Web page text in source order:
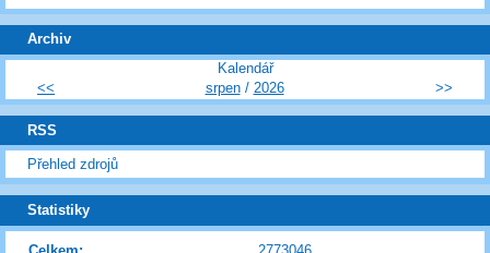
Archiv
Kalendář
<<
srpen/ 2026 >>
RSS
Přehled zdrojů
Statistiky